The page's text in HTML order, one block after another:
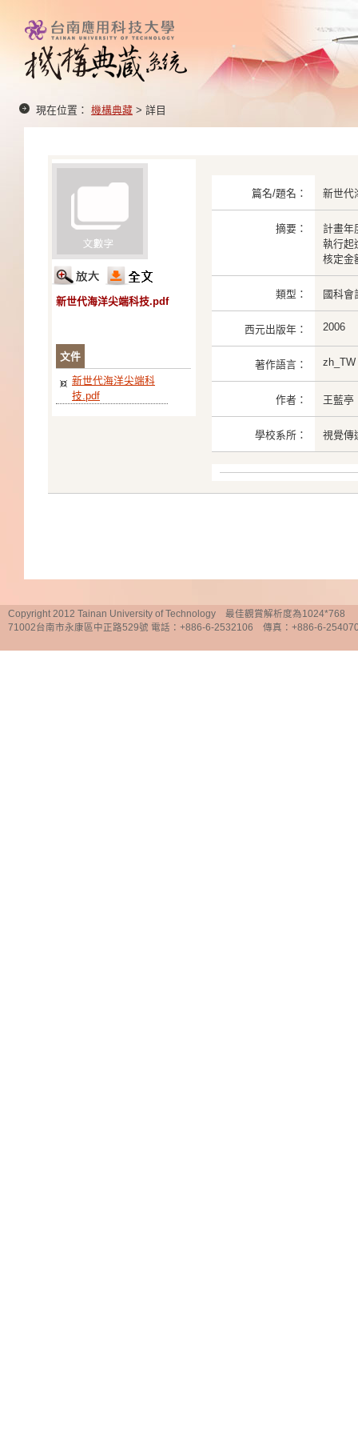
現在位置： 機構典藏 > 詳目
新世代海洋尖端科技.pdf
文件
新世代海洋尖端科
技.pdf
篇名/題名： 新世代
摘要：
計畫年
執行起
核定金
類型： 國科會
西元出版年： 2006
著作語言： zh_TW
作者： 王藍亭
學校系所： 視覺傳
Copyright 2012 Tainan University of Technology 最佳觀賞解析度為1024*768
71002台南市永康區中正路529號 電話：+886-6-2532106 傳真：+886-6-